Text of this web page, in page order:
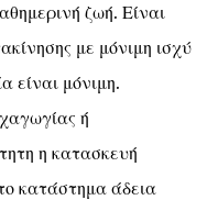
ζωή. Είναι
με μόνιμη ισχύ
είναι μόνιμη.
ή
η κατασκευή
κατάστημα άδεια